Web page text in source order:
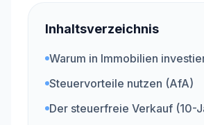
Inhaltsverzeichnis
Warum in Immobilien
Steuervorteile nutzen (AfA)
Der steuerfreie Verkauf (10-